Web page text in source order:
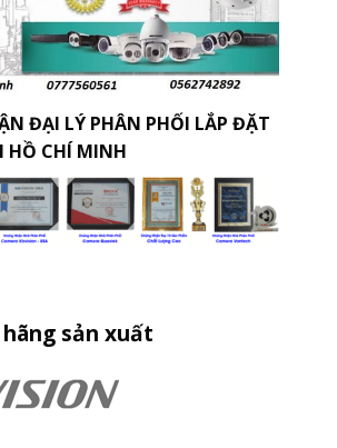
ĐẠI LÝ PHÂN PHỐI LẮP ĐẶT
HỒ CHÍ MINH
sản xuất